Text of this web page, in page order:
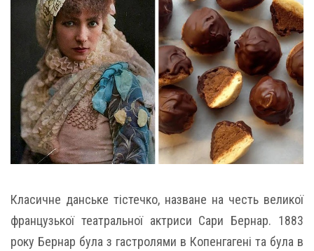
Класичне данське тістечко, назване на честь великої
французької театральної актриси Сари Бернар. 1883
року Бернар була з гастролями в Копенгагені та була в